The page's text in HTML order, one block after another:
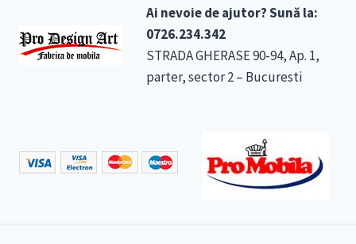
Ai nevoie de ajutor? Sună la:
0726.234.342
STRADA GHERASE 90-94, Ap. 1,
parter, sector 2 – Bucuresti